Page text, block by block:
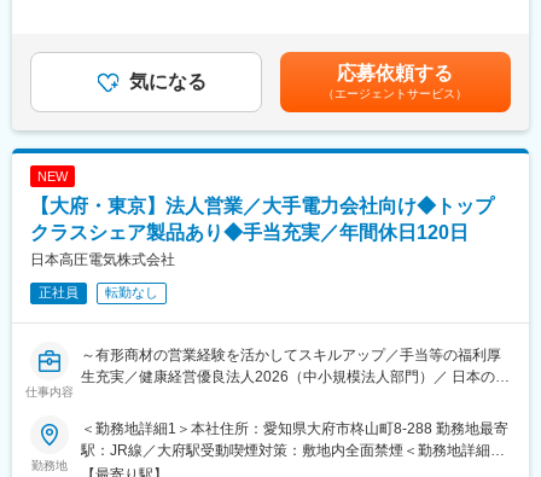
シャトレーゼ本部の研修（約2週間）のほか、店舗にてOJTを行い
ます。OJTは焼津店にて実施する可能性もあります。
面改装から水まわり、和室→洋室など幅広く対応致します。
《流れ》
・お客様よりお電話でお問合わせ
・再訪問／店舗来店
∟必要に応じ、モデルルームもご案内
・契約・プロジェクト開始
∟契約後も窓口として伴走し、信頼関係を築きます。趣味や生活
背景も伺い、期待以上の提案を目指します。
望以上のご提案につなげ100％以上の満足度を目指します。会話
を通じて信頼を築く営業スタイルです。
■大切な考え方と身に着くスキル
・目標意識：契約に向けて周囲と相談しながら営業力を養います
・けん引力：設計・施工管理と連携し、最後まで責任を持つ姿勢
上記給与は一例です。給与詳細は、ご経験・スキル・資格等によ
り決定します。■給与改定：年1回(5月)■賞与：年2回(6月、12月)
※会社業績により決算賞与を支給賃金はあくまでも目安の金額であ
り、選考を通じて上下する可能性があります。月給(月額)は固定手
当を含めた表記です。
気になる 応募依頼する
（エージェントサービス）
NEW
【大府・東京】法人営業／大手電力会社向け◆トップ
クラスシェア製品あり◆手当充実／年間休日120日
日本高圧電気株式会社
正社員 転勤なし
仕事内容
～有形商材の営業経験を活かしてスキルアップ／手当等の福利厚
生充実／健康経営優良法人2026（中小規模法人部門）／ 日本の電
◆ 新規開拓なし／配電機器トップクラスシェア
◆ 全国の大手電力会社と直接取引
勤務地
＜勤務地詳細1＞本社住所：愛知県大府市柊山町8-288 勤務地最寄
駅：JR線／大府駅受動喫煙対策：敷地内全面禁煙＜勤務地詳細2
＞東京営業所住所：東京都港区芝3-43-15 芝信三田ビル6階勤務地